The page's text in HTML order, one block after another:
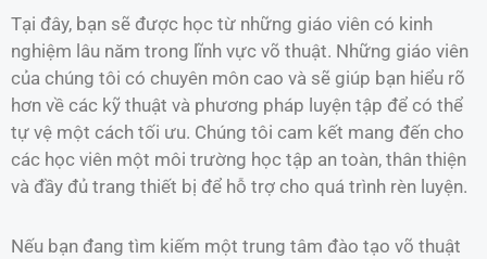
Tại đây, bạn sẽ được học từ những giáo viên có kinh
nghiệm lâu năm trong lĩnh vực võ thuật. Những giáo viên
của chúng tôi có chuyên môn cao và sẽ giúp bạn hiểu rõ
hơn về các kỹ thuật và phương pháp luyện tập để có thể
tự vệ một cách tối ưu. Chúng tôi cam kết mang đến cho
các học viên một môi trường học tập an toàn, thân thiện
và đầy đủ trang thiết bị để hỗ trợ cho quá trình rèn luyện.
Nếu bạn đang tìm kiếm một trung tâm đào tạo võ thuật